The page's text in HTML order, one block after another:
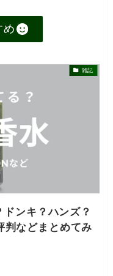
め
雑記
ンキ？ハンズ？
判などまとめてみ